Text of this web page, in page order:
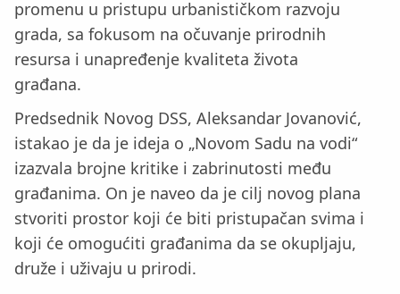
promenu u pristupu urbanističkom razvoju
grada, sa fokusom na očuvanje prirodnih
resursa i unapređenje kvaliteta života
građana.
Predsednik Novog DSS, Aleksandar Jovanović,
istakao je da je ideja o „Novom Sadu na vodi“
izazvala brojne kritike i zabrinutosti među
građanima. On je naveo da je cilj novog plana
stvoriti prostor koji će biti pristupačan svima i
koji će omogućiti građanima da se okupljaju,
druže i uživaju u prirodi.